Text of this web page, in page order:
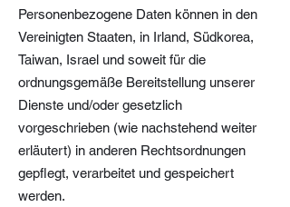
Personenbezogene Daten können in den
Vereinigten Staaten, in Irland, Südkorea,
Taiwan, Israel und soweit für die
ordnungsgemäße Bereitstellung unserer
Dienste und/oder gesetzlich
vorgeschrieben (wie nachstehend weiter
erläutert) in anderen Rechtsordnungen
gepflegt, verarbeitet und gespeichert
werden.